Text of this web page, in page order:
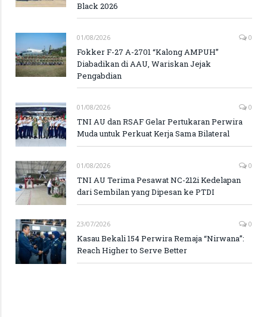
Black 2026
01/08/2026 0
Fokker F-27 A-2701 “Kalong AMPUH”
Diabadikan di AAU, Wariskan Jejak
Pengabdian
01/08/2026 0
TNI AU dan RSAF Gelar Pertukaran Perwira
Muda untuk Perkuat Kerja Sama Bilateral
01/08/2026 0
TNI AU Terima Pesawat NC-212i Kedelapan
dari Sembilan yang Dipesan ke PTDI
23/07/2026 0
Kasau Bekali 154 Perwira Remaja “Nirwana”:
Reach Higher to Serve Better